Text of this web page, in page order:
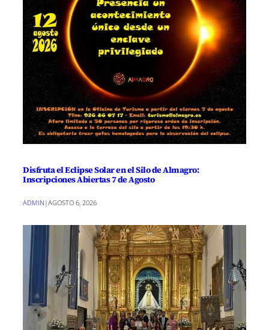
Disfruta el Eclipse Solar en el Silo de Almagro:
Inscripciones Abiertas 7 de Agosto
ADMIN |AGOSTO 6, 2026